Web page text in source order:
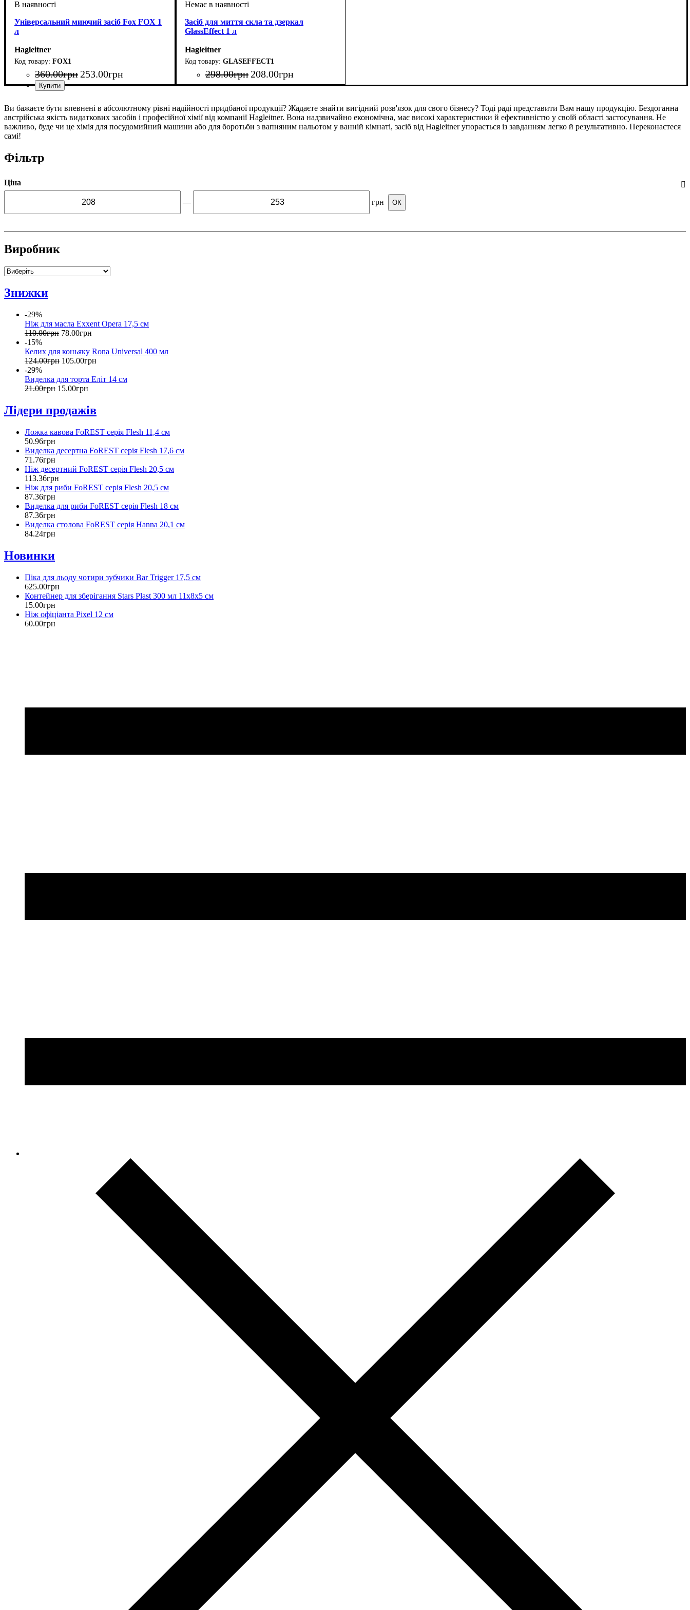
Універсальний миючий засіб Fox FOX 1
л
Hagleitner
FOX1
360.00грн 253.00грн
Засіб для миття скла та дзеркал
GlassEffect 1 л
Hagleitner
GLASEFFECT1
298.00грн 208.00грн
Ви бажаєте бути впевнені в абсолютному рівні надійності придбаної продукції? Жадаєте знайти вигідний розв'язок для свого бізнесу? Тоді раді представити Вам нашу продукцію. Бездоганна
австрійська якість видаткових засобів і професійної хімії від компанії Hagleitner. Вона надзвичайно економічна, має високі характеристики й ефективністю у своїй області застосування. Не
важливо, буде чи це хімія для посудомийний машини або для боротьби з вапняним нальотом у ванній кімнаті, засіб від Hagleitner упорається із завданням легко й результативно. Переконаєтеся
самі!
Фільтр
Ціна
— грн ОК
Виробник
Знижки
-29%
Ніж для масла Exxent Opera 17,5 см
110.00грн 78.00грн
-15%
Келих для коньяку Rona Universal 400 мл
124.00грн 105.00грн
-29%
Виделка для торта Еліт 14 см
21.00грн 15.00грн
Лідери продажів
Ложка кавова FoREST серія Flesh 11,4 см
50.96грн
Виделка десертна FoREST серія Flesh 17,6 см
71 .76грн
Ніж десертний FoREST серія Flesh 20,5 см
113.36грн
Ніж для риби FoREST серія Flesh 20,5 см
87.36грн
Виделка для риби FoREST серія Flesh 18 см
87.36грн
Виделка столова FoREST серія Hanna 20,1 см
84.24грн
Новинки
Піка для льоду чотири зубчики Bar Trigger 17,5 см
625.00грн
Контейнер для зберігання Stars Plast 300 мл 11х8х5 см
15.00грн
Ніж офіціанта Pixel 12 см
60.00грн